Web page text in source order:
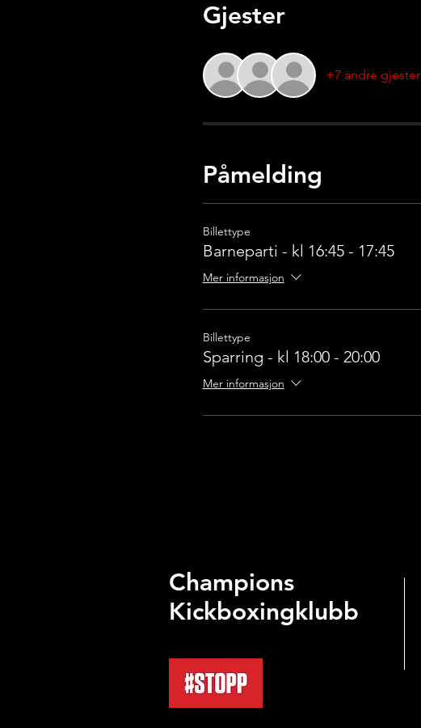
Gjester
+7 andre gjester
Påmelding
Billettype
Barneparti - kl 16:45 - 17:45
Mer informasjon
Billettype
Sparring - kl 18:00 - 20:00
Mer informasjon
Champions
Kickboxingklubb